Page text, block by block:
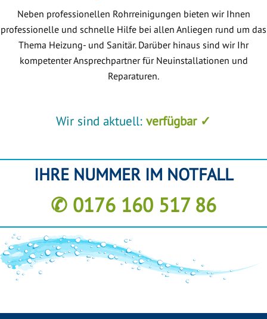
Neben professionellen Rohrreinigungen bieten wir Ihnen
professionelle und schnelle Hilfe bei allen Anliegen rund um das
Thema Heizung- und Sanitär. Darüber hinaus sind wir Ihr
kompetenter Ansprechpartner für Neuinstallationen und
Reparaturen.
Wir sind aktuell: verfügbar ✓
IHRE NUMMER IM NOTFALL
✆ 0176 160 517 86